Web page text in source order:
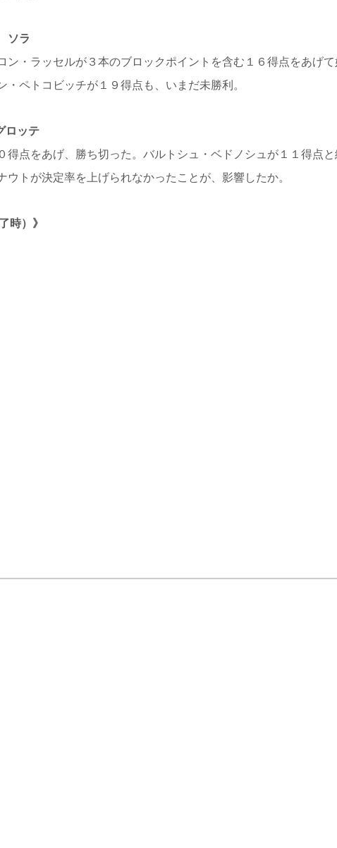
ソラ
・ラッセルが３本のブロックポイントを含む１６得点をあげて
ペトコビッチが１９得点も、いまだ未勝利。
ロッテ
点をあげ、勝ち切った。バルトシュ・ベドノシュが１１得点と
トが決定率を上げられなかったことが、影響したか。
時）》